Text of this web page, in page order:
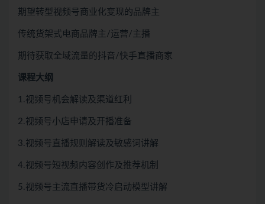
期望转型视频号商业化变现的品牌主
传统货架式电商品牌主/运营/主播
期待获取全域流量的抖音/快手直播商家
课程大纲
1.视频号机会解读及渠道红利
2.视频号小店申请及开播准备
3.视频号直播规则解读及敏感词讲解
4.视频号短视频内容创作及推荐机制
5.视频号主流直播带货冷启动模型讲解